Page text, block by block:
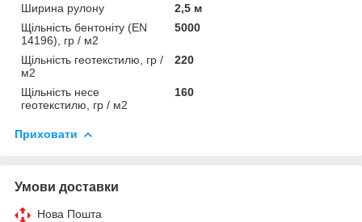
Ширина рулону
2,5 м
Щільність бентоніту (EN
14196), гр / м2
5000
Щільність геотекстилю, гр /
м2
220
Щільність несе
геотекстилю, гр / м2
160
Приховати
Умови доставки
Нова Пошта